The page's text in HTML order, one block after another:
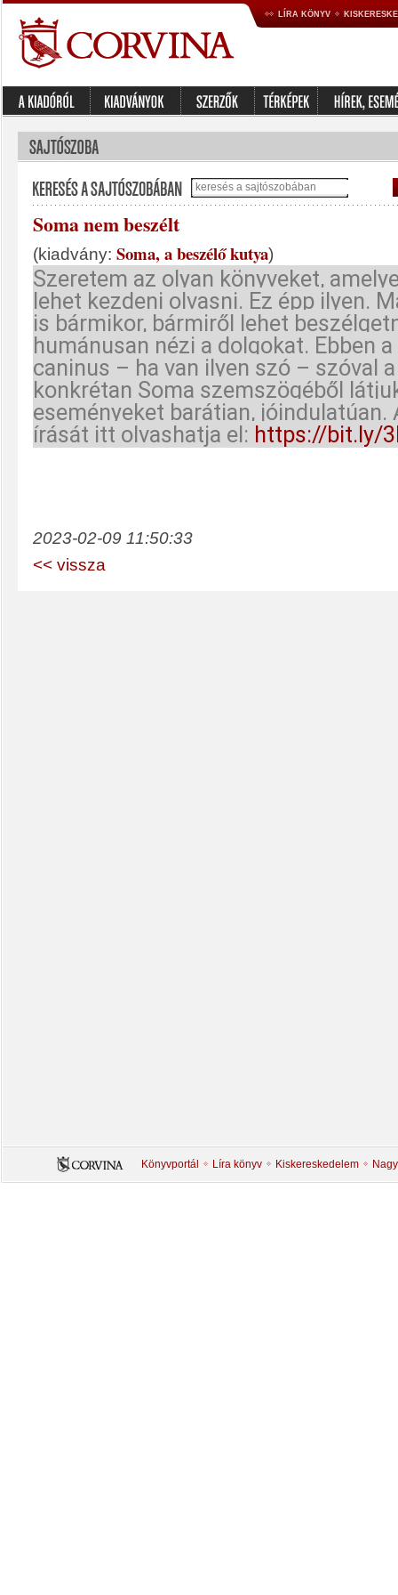
LÍRA KÖNYV
Soma nem beszélt
(kiadvány: Soma, a beszélő kutya)
Szeretem az olyan könyveket,
lehet kezdeni olvasni. Ez épp ilyen.
is bármikor, bármiről lehet
humánusan nézi a dolgokat. Ebben
caninus – ha van ilyen szó – szóval
konkrétan Soma szemszögéből
eseményeket barátian, jóindulatúan.
írását itt olvashatja el: https://bit.ly/
2023-02-09 11:50:33
<< vissza
Könyvportál Líra könyv Kiskereskedelem